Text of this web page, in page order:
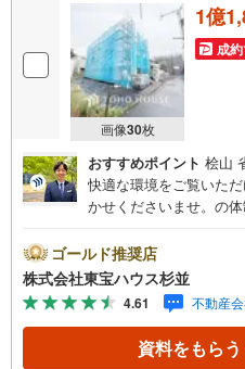
画像30枚
1億
成
おすすめポイント 桧山
快適な環境をご覧いた
かせくださいませ。の
「未来カレンダー」の
自宅リフォームをオン
ブ」。・ 不動産売却時
CG加工ホームステイジ
理士による確定申告の
◆ご予約に際して◆日
ゴールド推奨店
株式会社東宝ハウス杉並
4.61 不動産
資料をもらう